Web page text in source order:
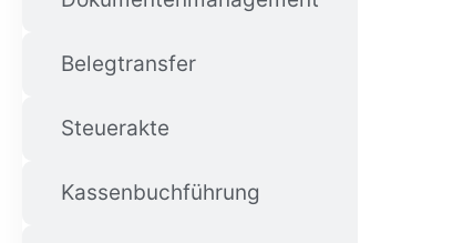
Belegtransfer
Steuerakte
Kassenbuchführung